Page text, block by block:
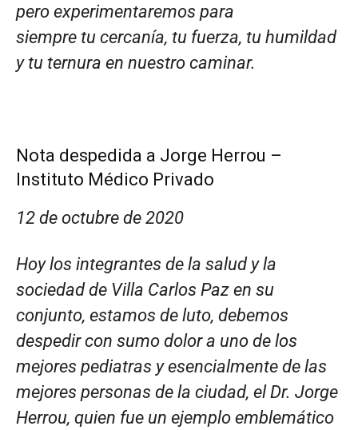
pero experimentaremos para
siempre tu cercanía, tu fuerza, tu humildad
y tu ternura en nuestro caminar.
Nota despedida a Jorge Herrou –
Instituto Médico Privado
12 de octubre de 2020
Hoy los integrantes de la salud y la
sociedad de Villa Carlos Paz en su
conjunto, estamos de luto, debemos
despedir con sumo dolor a uno de los
mejores pediatras y esencialmente de las
mejores personas de la ciudad, el Dr. Jorge
Herrou, quien fue un ejemplo emblemático